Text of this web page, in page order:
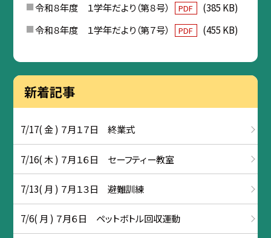
令和８年度 １学年だより（第８号）
PDF
(385 KB)
令和８年度 １学年だより（第７号）
PDF (455 KB)
新着記事
7/17( 金 ) ７月１７日 終業式
7/16( 木 ) ７月１６日 セーフティー教室
7/13( 月 ) ７月１３日 避難訓練
7/6( 月 ) ７月６日 ペットボトル回収運動